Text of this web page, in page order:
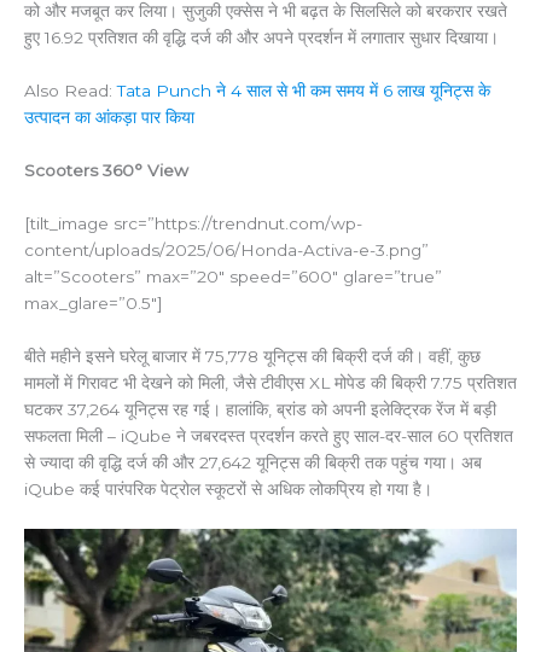
को और मजबूत कर लिया। सुजुकी एक्सेस ने भी बढ़त के सिलसिले को बरकरार रखते
हुए 16.92 प्रतिशत की वृद्धि दर्ज की और अपने प्रदर्शन में लगातार सुधार दिखाया।
Also Read:Tata Punch ने 4 साल से भी कम समय में 6 लाख यूनिट्स के
उत्पादन का आंकड़ा पार किया
Scooters 360° View
[tilt_image src=”https://trendnut.com/wp-
content/uploads/2025/06/Honda-Activa-e-3.png”
alt=”Scooters” max=”20″ speed=”600″ glare=”true”
max_glare=”0.5″]
बीते महीने इसने घरेलू बाजार में 75,778 यूनिट्स की बिक्री दर्ज की। वहीं, कुछ
मामलों में गिरावट भी देखने को मिली, जैसे टीवीएस XL मोपेड की बिक्री 7.75 प्रतिशत
घटकर 37,264 यूनिट्स रह गई। हालांकि, ब्रांड को अपनी इलेक्ट्रिक रेंज में बड़ी
सफलता मिली – iQube ने जबरदस्त प्रदर्शन करते हुए साल-दर-साल 60 प्रतिशत
से ज्यादा की वृद्धि दर्ज की और 27,642 यूनिट्स की बिक्री तक पहुंच गया। अब
iQube कई पारंपरिक पेट्रोल स्कूटरों से अधिक लोकप्रिय हो गया है।